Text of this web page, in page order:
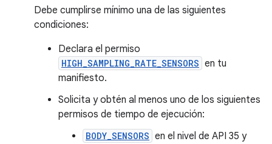
Debe cumplirse mínimo una de las siguientes
condiciones:
Declara el permiso
HIGH_SAMPLING_RATE_SENSORS en tu
manifiesto.
Solicita y obtén al menos uno de los siguientes
permisos de tiempo de ejecución:
BODY_SENSORS en el nivel de API 35 y